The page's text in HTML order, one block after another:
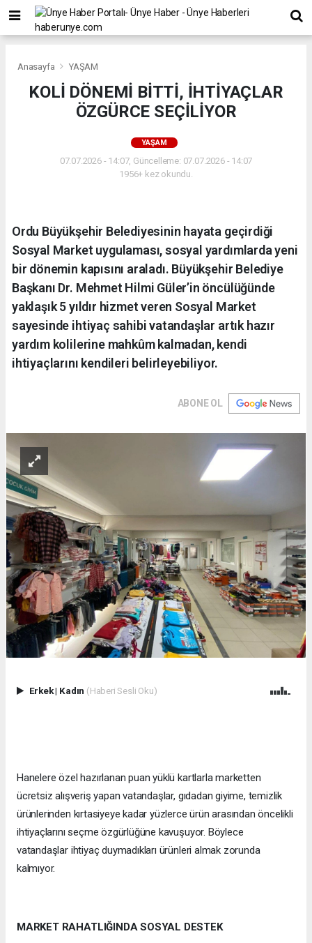
Anasayfa YAŞAM
KOLİ DÖNEMİ BİTTİ, İHTİYAÇLAR
ÖZGÜRCE SEÇİLİYOR
YAŞAM
07.07.2026 - 14:07, Güncelleme: 07.07.2026 - 14:07
1956+ kez okundu.
Ordu Büyükşehir Belediyesinin hayata geçirdiği
Sosyal Market uygulaması, sosyal yardımlarda yeni
bir dönemin kapısını araladı. Büyükşehir Belediye
Başkanı Dr. Mehmet Hilmi Güler’in öncülüğünde
yaklaşık 5 yıldır hizmet veren Sosyal Market
sayesinde ihtiyaç sahibi vatandaşlar artık hazır
yardım kolilerine mahkûm kalmadan, kendi
ihtiyaçlarını kendileri belirleyebiliyor.
ABONE OL
Erkek| Kadın (Haberi Sesli Oku)
Hanelere özel hazırlanan puan yüklü kartlarla marketten
ücretsiz alışveriş yapan vatandaşlar, gıdadan giyime, temizlik
ürünlerinden kırtasiyeye kadar yüzlerce ürün arasından öncelikli
ihtiyaçlarını seçme özgürlüğüne kavuşuyor. Böylece
vatandaşlar ihtiyaç duymadıkları ürünleri almak zorunda
kalmıyor.
MARKET RAHATLIĞINDA SOSYAL DESTEK